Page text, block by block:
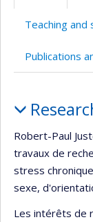
l’unité
Teaching and
Publications
Robert-Paul
travaux de
stress
sexe,
Les intérêts de